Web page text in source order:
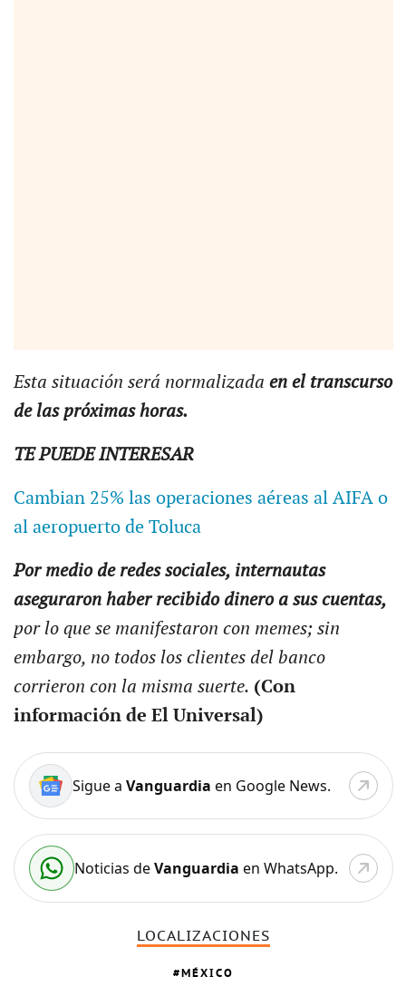
Esta situación será normalizada en el transcurso
de las próximas horas.
TE PUEDE INTERESAR
Cambian 25% las operaciones aéreas al AIFA o
al aeropuerto de Toluca
Por medio de redes sociales, internautas
aseguraron haber recibido dinero a sus cuentas,
por lo que se manifestaron con memes; sin
embargo, no todos los clientes del banco
corrieron con la misma suerte. (Con
información de El Universal)
Sigue a Vanguardia en Google News.
Noticias deVanguardia en WhatsApp.
LOCALIZACIONES
MÉXICO